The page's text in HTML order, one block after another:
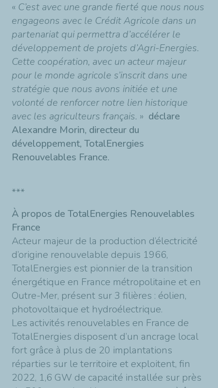
« C’est avec une grande fierté que nous nous
engageons avec le Crédit Agricole dans un
partenariat qui permettra d’accélérer le
développement de projets d’Agri-Energies.
Cette coopération, avec un acteur majeur
pour le monde agricole s’inscrit dans une
stratégie que nous avons initiée et une
volonté de renforcer notre lien historique
avec les agriculteurs français. » déclare
Alexandre Morin, directeur du
développement, TotalEnergies
Renouvelables France.
***
À propos de TotalEnergies Renouvelables
France
Acteur majeur de la production d’électricité
d’origine renouvelable depuis 1966,
TotalEnergies est pionnier de la transition
énergétique en France métropolitaine et en
Outre-Mer, présent sur 3 filières : éolien,
photovoltaïque et hydroélectrique.
Les activités renouvelables en France de
TotalEnergies disposent d’un ancrage local
fort grâce à plus de 20 implantations
réparties sur le territoire et exploitent, fin
2022, 1,6 GW de capacité installée sur près